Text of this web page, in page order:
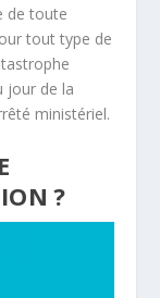
de toute
tout type de
jour de la
ministériel.
?